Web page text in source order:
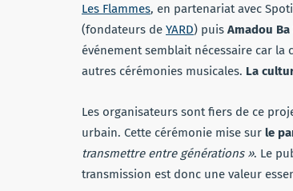
Les Flammes, en partenariat avec
(fondateurs de YARD) puis Amadou Ba
événement semblait nécessaire car
autres cérémonies musicales. La
Les organisateurs sont fiers de ce
urbain. Cette cérémonie mise sur le
transmettre entre générations ». Le
transmission est donc une valeur